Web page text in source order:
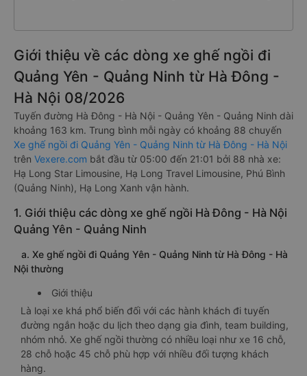
Giới thiệu về các dòng xe ghế ngồi đi
Quảng Yên - Quảng Ninh từ Hà Đông -
Hà Nội 08/2026
Tuyến đường Hà Đông - Hà Nội - Quảng Yên - Quảng Ninh dài
khoảng 163 km. Trung bình mỗi ngày có khoảng 88 chuyến
Xe ghế ngồi đi Quảng Yên - Quảng Ninh từ Hà Đông - Hà Nội
trên Vexere.com bắt đầu từ 05:00 đến 21:01 bởi 88 nhà xe:
Hạ Long Star Limousine, Hạ Long Travel Limousine, Phú Bình
(Quảng Ninh), Hạ Long Xanh vận hành.
1. Giới thiệu các dòng xe ghế ngồi Hà Đông - Hà Nội
Quảng Yên - Quảng Ninh
a. Xe ghế ngồi đi Quảng Yên - Quảng Ninh từ Hà Đông - Hà
Nội thường
Giới thiệu
Là loại xe khá phổ biến đối với các hành khách đi tuyến
đường ngắn hoặc du lịch theo dạng gia đình, team building,
nhóm nhỏ. Xe ghế ngồi thường có nhiều loại như xe 16 chỗ,
28 chỗ hoặc 45 chỗ phù hợp với nhiều đối tượng khách
hàng.